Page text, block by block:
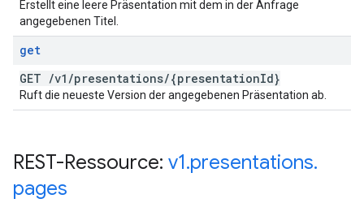
Erstellt eine leere Präsentation mit dem in der Anfrage
angegebenen Titel.
get
GET /v1 /presentations/{presentationId}
Ruft die neueste Version der angegebenen Präsentation ab.
REST-Ressource: v1.presentations.
pages